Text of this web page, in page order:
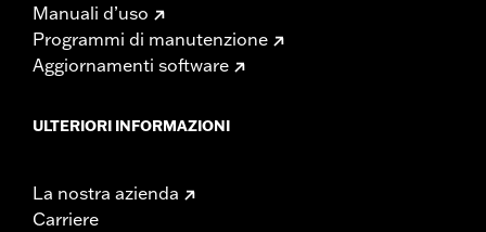
Manuali d’uso
Programmi di manutenzione
Aggiornamenti software
ULTERIORI INFORMAZIONI
La nostra azienda
Carriere